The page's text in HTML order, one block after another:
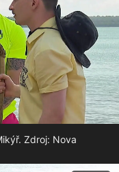
Zdroj: Nova